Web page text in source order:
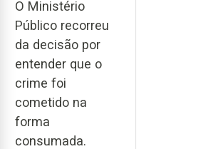
O Ministério
Público recorreu
da decisão por
entender que o
crime foi
cometido na
forma
consumada.